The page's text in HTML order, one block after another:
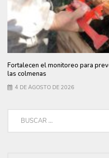
Fortalecen el monitoreo para
las colmenas
4 DE AGOSTO DE 2026